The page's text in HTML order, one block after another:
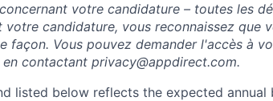
votre candidature – toutes les
votre candidature, vous reconnaissez que
façon. Vous pouvez demander l'accès à
contactant privacy@appdirect.com.
listed below reflects the expected annual